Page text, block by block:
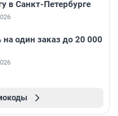
в Санкт-Петербурге
на один заказ до 20 000